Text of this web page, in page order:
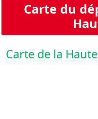
Carte du
Carte de la